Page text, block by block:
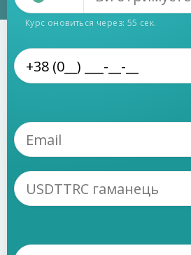
Курс оновиться через: 55 сек.